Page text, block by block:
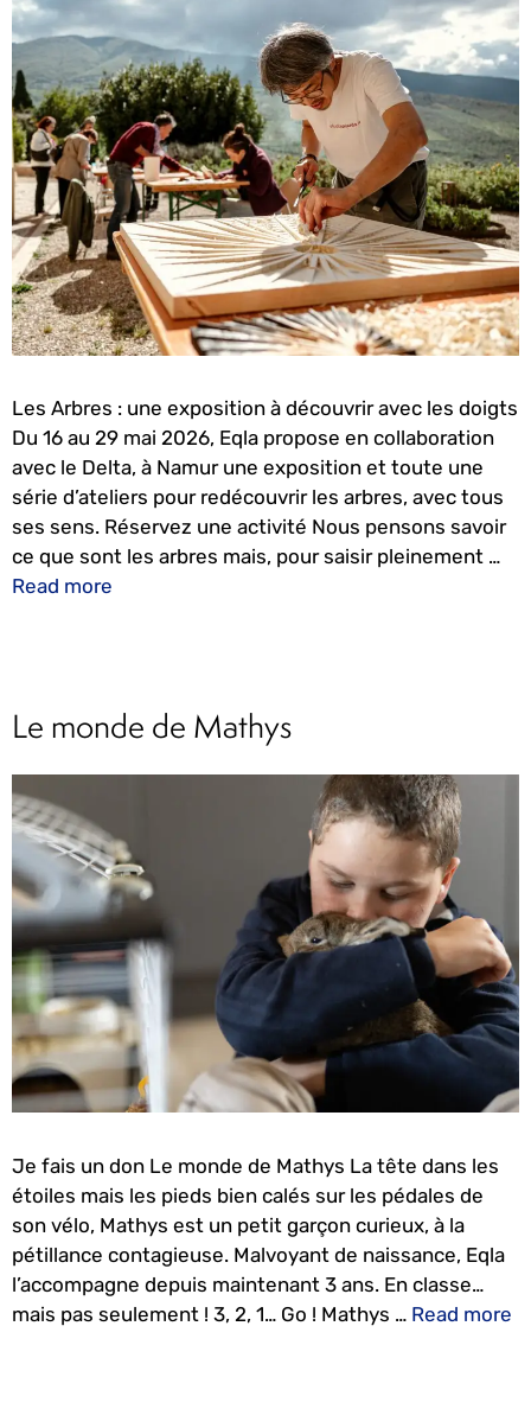
Les Arbres : une exposition à découvrir avec les doigts
Du 16 au 29 mai 2026, Eqla propose en collaboration
avec le Delta, à Namur une exposition et toute une
série d’ateliers pour redécouvrir les arbres, avec tous
ses sens. Réservez une activité Nous pensons savoir
ce que sont les arbres mais, pour saisir pleinement …
Read more
Le monde de Mathys
Je fais un don Le monde de Mathys La tête dans les
étoiles mais les pieds bien calés sur les pédales de
son vélo, Mathys est un petit garçon curieux, à la
pétillance contagieuse. Malvoyant de naissance, Eqla
l’accompagne depuis maintenant 3 ans. En classe…
mais pas seulement ! 3, 2, 1… Go ! Mathys … Read more